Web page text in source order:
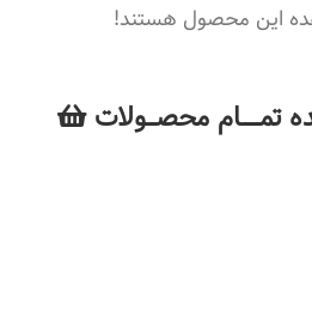
این محصول هستند!
تمــــــام محصـــولات